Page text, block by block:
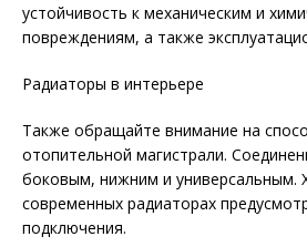
устойчивость к механическим и
повреждениям, а также
Радиаторы в интерьере
Также обращайте внимание на
отопительной магистрали.
боковым, нижним и универсальным.
современных радиаторах
подключения.